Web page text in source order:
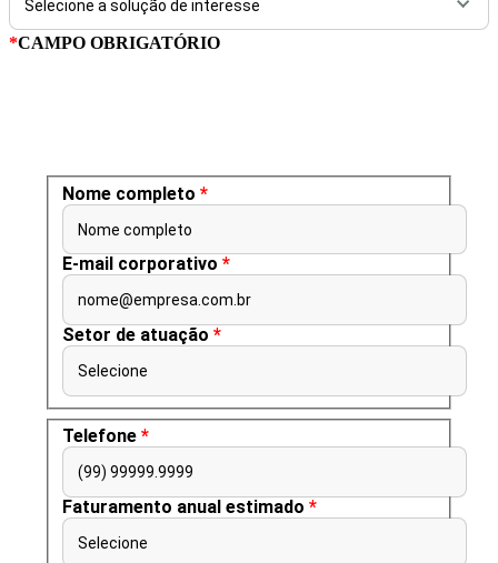
*CAMPO OBRIGATÓRIO
Nome completo *
Nome completo
E-mail corporativo *
nome@empresa.com.br
Setor de atuação *
Selecione
Telefone *
(99) 99999.9999
Faturamento anual estimado *
Selecione